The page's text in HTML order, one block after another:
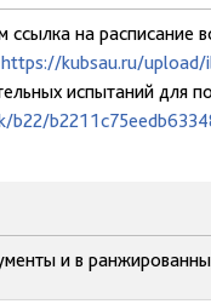
ссылка на
https://kubsau.ru/
испытаний
и в